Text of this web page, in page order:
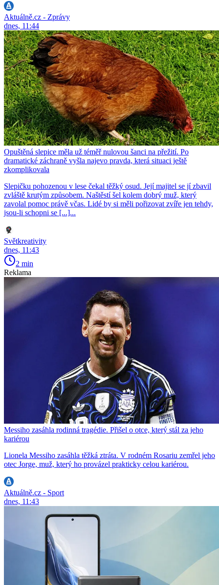
Aktuálně.cz - Zprávy
dnes, 11:44
Opuštěná slepice měla už téměř nulovou šanci na přežití. Po
dramatické záchraně vyšla najevo pravda, která situaci ještě
zkomplikovala
Slepičku pohozenou v lese čekal těžký osud. Její majitel se jí zbavil
zvláště krutým způsobem. Naštěstí šel kolem dobrý muž, který
zavolal pomoc právě včas. Lidé by si měli pořizovat zvíře jen tehdy,
jsou-li schopni se [...]...
Světkreativity
dnes, 11:43
2 min
Reklama
Messiho zasáhla rodinná tragédie. Přišel o otce, který stál za jeho
kariérou
Lionela Messiho zasáhla těžká ztráta. V rodném Rosariu zemřel jeho
otec Jorge, muž, který ho provázel prakticky celou kariérou.
Aktuálně.cz - Sport
dnes, 11:43